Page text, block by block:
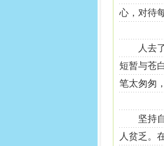
心，对待
人去了
短暂与苍
笔太匆匆
坚持自
人贫乏。